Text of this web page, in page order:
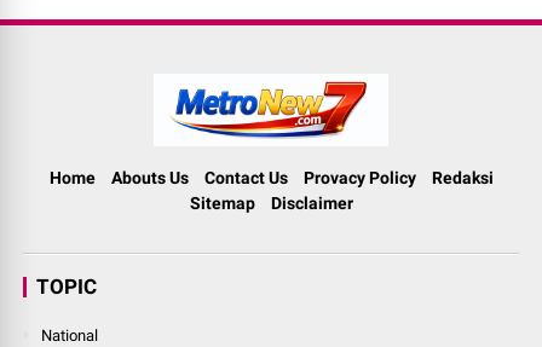
Home Abouts Us Contact Us Provacy Policy
Redaksi
Sitemap
Disclaimer
TOPIC
National